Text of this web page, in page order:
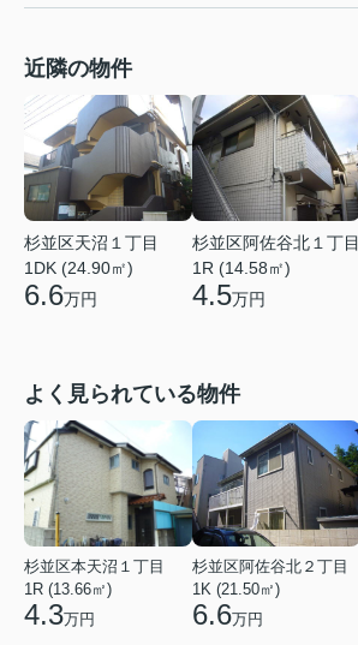
近隣の物件
杉並区天沼１丁目
1DK (24.90㎡)
6.6万円
杉並区阿佐谷北１丁目
1R (14.58㎡)
4.5万円
よく見られている物件
杉並区本天沼１丁目
1R (13.66㎡)
4.3万円
杉並区阿佐谷北２丁目
1K (21.50㎡)
6.6万円